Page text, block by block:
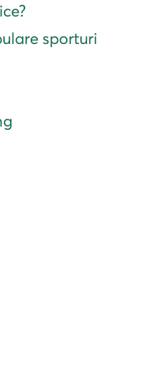
sporturi